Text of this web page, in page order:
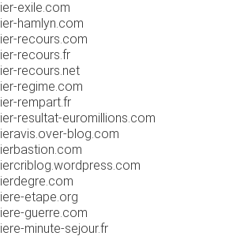
exile.com
hamlyn.com
recours.com
recours.fr
recours.net
regime.com
rempart.fr
resultat-euromillions.com
blog.com
etape.org
guerre.com
minute-sejour.fr